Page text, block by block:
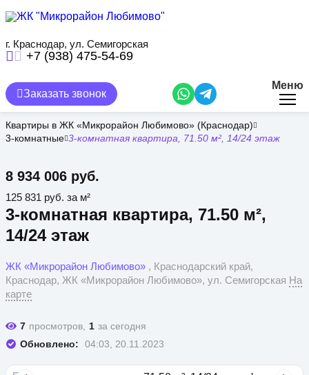
содержанию
г. Краснодар, ул. Семигорская
+7 (938) 475-54-69
Заказать звонок
Меню
Квартиры в ЖК «Микрорайон Любимово» (Краснодар)
3-комнатные 3-комнатная квартира, 71.50 м², 14/24 этаж
3-комнатная квартира, 71.50 м²,
14/24 этаж
8 934 006 руб.
ЖК «Микрорайон Любимово» , Краснодарский край,
Краснодар, ЖК «Микрорайон Любимово», ул. Семигорская На
карте
125 831 руб. за м²
7 просмотров, 1 за сегодня
Обновлено:
04:03, 20.11.2023